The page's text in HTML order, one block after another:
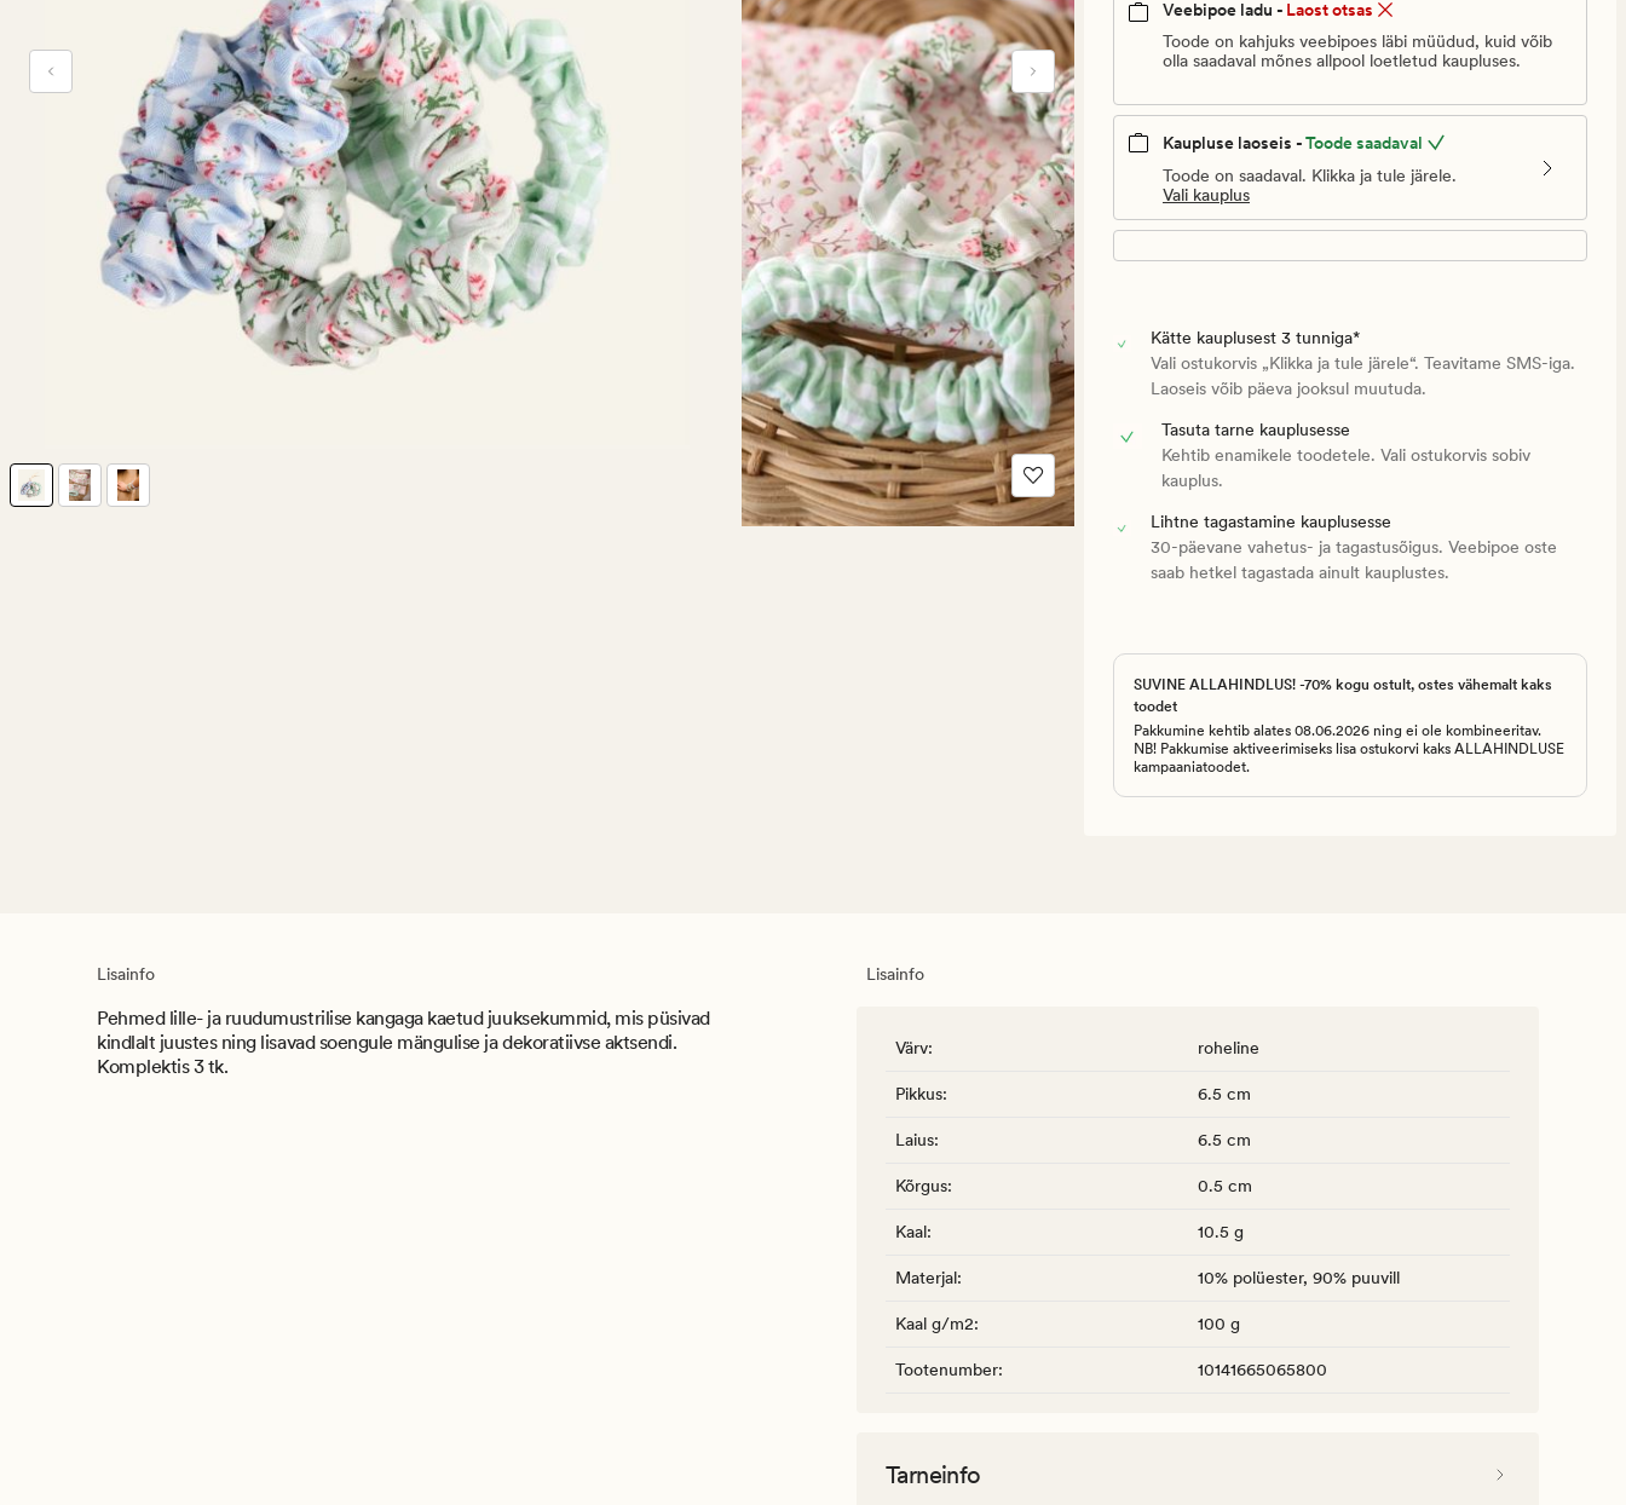
Veebipoe ladu - Laost otsas
Toode on kahjuks veebipoes läbi müüdud, kuid võib
olla saadaval mõnes allpool loetletud kaupluses.
Kaupluse laoseis -Toode saadaval
Toode on saadaval. Klikka ja tule järele.
Vali kauplus
Kätte kauplusest 3 tunniga*
Vali ostukorvis „Klikka ja tule järele“. Teavitame SMS-iga.
Laoseis võib päeva jooksul muutuda.
Tasuta tarne kauplusesse
Kehtib enamikele toodetele. Vali ostukorvis sobiv
kauplus.
Lihtne tagastamine kauplusesse
30-päevane vahetus- ja tagastusõigus. Veebipoe oste
saab hetkel tagastada ainult kauplustes.
SUVINE ALLAHINDLUS! -70% kogu ostult, ostes vähemalt kaks
toodet
Pakkumine kehtib alates 08.06.2026 ning ei ole kombineeritav.
NB! Pakkumise aktiveerimiseks lisa ostukorvi kaks ALLAHINDLUSE
kampaaniatoodet.
Lisainfo
Pehmed lille- ja ruudumustrilise kangaga kaetud juuksekummid, mis püsivad
kindlalt juustes ning lisavad soengule mängulise ja dekoratiivse aktsendi.
Komplektis 3 tk.
Lisainfo
Värv: roheline
Pikkus: 6.5 cm
Laius: 6.5 cm
Kõrgus: 0.5 cm
Kaal: 10.5 g
Materjal: 10% polüester, 90% puuvill
Kaal g/m2: 100 g
Tootenumber: 10141665065800
Tarneinfo